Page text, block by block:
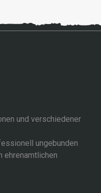
und verschiedener
ungebunden
ehrenamtlichen